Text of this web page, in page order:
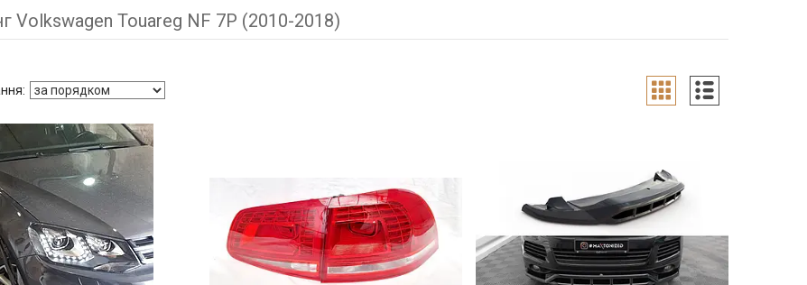
Volkswagen Touareg NF 7P (2010-2018)